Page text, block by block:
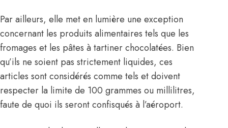
Par ailleurs, elle met en lumière une exception
concernant les produits alimentaires tels que les
fromages et les pâtes à tartiner chocolatées. Bien
qu’ils ne soient pas strictement liquides, ces
articles sont considérés comme tels et doivent
respecter la limite de 100 grammes ou millilitres,
faute de quoi ils seront confisqués à l’aéroport.